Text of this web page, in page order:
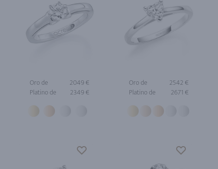
Oro de
2049 €
Platino de
2349 €
Oro de
2542 €
Platino de
2671 €